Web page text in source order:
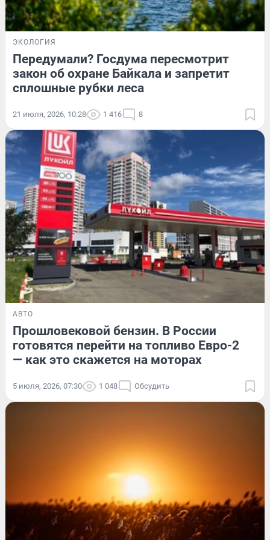
ЭКОЛОГИЯ
Передумали? Госдума пересмотрит
закон об охране Байкала и запретит
сплошные рубки леса
21 июля, 2026, 10:28 1 416 8
АВТО
Прошловековой бензин. В России
готовятся перейти на топливо Евро-2
— как это скажется на моторах
5 июля, 2026, 07:30 1 048 Обсудить